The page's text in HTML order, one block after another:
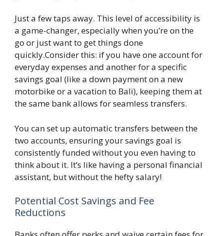
Just a few taps away. This level of accessibility is
a game-changer, especially when you’re on the
go or just want to get things done
quickly.Consider this: if you have one account for
everyday expenses and another for a specific
savings goal (like a down payment on a new
motorbike or a vacation to Bali), keeping them at
the same bank allows for seamless transfers.
You can set up automatic transfers between the
two accounts, ensuring your savings goal is
consistently funded without you even having to
think about it. It’s like having a personal financial
assistant, but without the hefty salary!
Potential Cost Savings and Fee
Reductions